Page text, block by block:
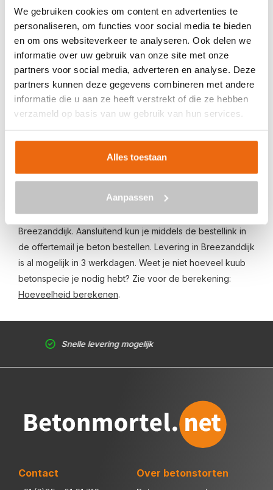
We gebruiken cookies om content en advertenties te
personaliseren, om functies voor social media te bieden
en om ons websiteverkeer te analyseren. Ook delen we
informatie over uw gebruik van onze site met onze
partners voor social media, adverteren en analyse. Deze
partners kunnen deze gegevens combineren met andere
informatie die u aan ze heeft verstrekt of die ze hebben
verzameld op basis van uw gebruik van hun services.
Alles toestaan
Aanpassen
BETON BESTELLEN IN
BREEZANDDIJK
Ben je op zoek naar een leverancier bij jou in de buurt die
goedkoop beton kan storten in Breezanddijk? Dan ben je
bij ons aan het juiste adres. Wij bezorgen kant-en-klaar
in Breezanddijk bestellen is eenvoudig: vraag vrijblijvend
m3, het type beton, de optionele keuze voor
een betonpomp en je e-mailadres in en ontvang binnen
enkele seconden een gerichte prijs per e-mail voor
Breezanddijk. Aansluitend kun je middels de bestellink in
de offertemail je beton bestellen. Levering in Breezanddijk
is al mogelijk in 3 werkdagen. Weet je niet hoeveel kuub
betonspecie je nodig hebt? Zie voor de berekening:
Hoeveelheid berekenen.
Snelle levering mogelijk
Contact Over betonstorten